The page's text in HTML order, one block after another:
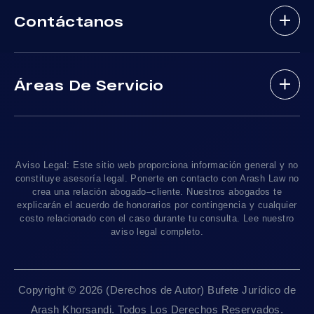
Mordeduras De Perros
Accidentes En Motocicleta
Accidentes De Camiones
Abogados De Muerte Por Negligencia
Nuestros Abogados
Testimonios
Contáctanos
Empleos
Mapa Del Sitio
Contáctanos
Áreas De Servicio
Linea De 24hrs: (310) 277-7529
Disponible Sólo Con Cita Previa
Sacramento, CA 95825
San Francisco, CA 94111
Aviso Legal: Este sitio web proporciona información general y no
constituye asesoría legal. Ponerte en contacto con Arash Law no
crea una relación abogado–cliente. Nuestros abogados te
explicarán el acuerdo de honorarios por contingencia y cualquier
costo relacionado con el caso durante tu consulta. Lee nuestro
aviso legal completo.
Copyright © 2026 (Derechos de Autor) Bufete Jurídico de
Arash Khorsandi. Todos Los Derechos Reservados.